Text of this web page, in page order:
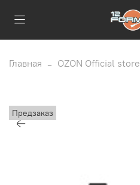
Главная OZON Official store
Предзаказ